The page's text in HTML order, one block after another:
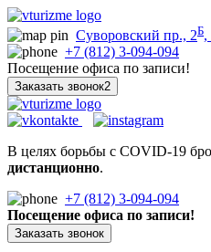
Суворовский пр., 2Б,
+7 (812) 3-094-094
Посещение офиса по записи!
Заказать звонок2
В целях борьбы с COVID-19
дистанционно.
+7 (812) 3-094-094
Посещение офиса по записи!
Заказать звонок